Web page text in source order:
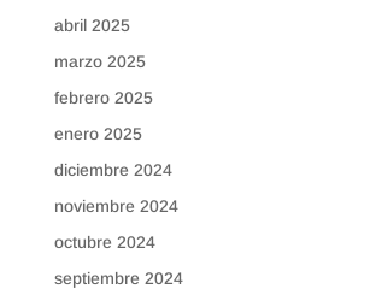
abril 2025
marzo 2025
febrero 2025
enero 2025
diciembre 2024
noviembre 2024
octubre 2024
septiembre 2024